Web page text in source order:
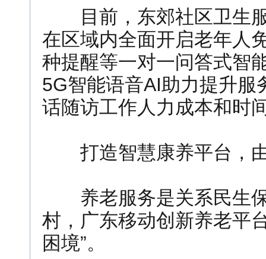
目前，东郊社区卫生服
在区域内全面开启老年人
种提醒等一对一问答式智
5G智能语音AI助力提升服
话随访工作人力成本和时
打造智慧康养平台，由
养老服务是关系民生保
村，广东移动创新养老平
困境”。